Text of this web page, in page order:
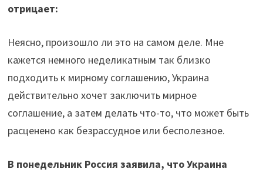
отрицает:
Неясно, произошло ли это на самом деле. Мне
кажется немного неделикатным так близко
подходить к мирному соглашению, Украина
действительно хочет заключить мирное
соглашение, а затем делать что-то, что может быть
расценено как безрассудное или бесполезное.
В понедельник Россия заявила, что Украина